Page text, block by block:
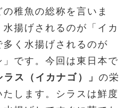
稚魚の総称を言いま
揚げされるのが「イカ
く水揚げされるのが
」です。今回は東日本で
ラス（イカナゴ）」 の栄
します。シラスは鮮度